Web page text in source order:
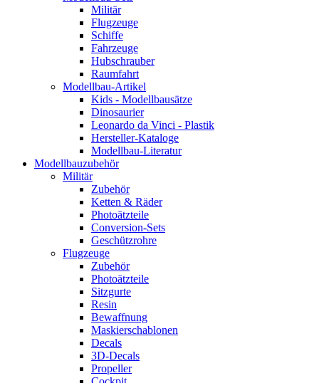
Militär
Flugzeuge
Schiffe
Fahrzeuge
Hubschrauber
Raumfahrt
Modellbau-Artikel
Kids - Modellbausätze
Dinosaurier
Leonardo da Vinci - Plastik
Hersteller-Kataloge
Modellbau-Literatur
Modellbauzubehör
Militär
Zubehör
Ketten & Räder
Photoätzteile
Conversion-Sets
Geschützrohre
Flugzeuge
Zubehör
Photoätzteile
Sitzgurte
Resin
Bewaffnung
Maskierschablonen
Decals
3D-Decals
Propeller